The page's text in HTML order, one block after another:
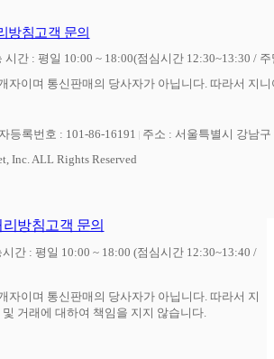
방침고객 문의
시간 : 평일 10:00 ~ 18:00(점심시간 12:30~13:30 /
자이며 통신판매의 당사자가 아닙니다. 따라서 지
등록번호 : 101-86-16191
주소 : 서울특별시 강남
Inc. ALL Rights Reserved
방침고객 문의
간 : 평일 10:00 ~ 18:00 (점심시간 12:30~13:40 /
자이며 통신판매의 당사자가 아닙니다. 따라서 지
거래에 대하여 책임을 지지 않습니다.